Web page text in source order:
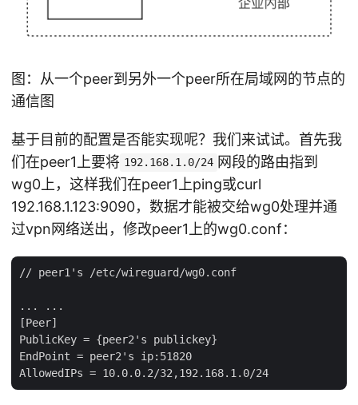
图：从一个peer到另外一个peer所在局域网的节点的
通信图
基于目前的配置是否能实现呢？我们来试试。首先我
们在peer1上要将 192.168.1.0/24 网段的路由指到
wg0上，这样我们在peer1上ping或curl
192.168.1.123:9090，数据才能被交给wg0处理并通
过vpn网络送出，修改peer1上的wg0.conf：
// peer1's /etc/wireguard/wg0.conf
... ...
[Peer]
PublicKey = {peer2's publickey}
EndPoint = peer2's ip:51820